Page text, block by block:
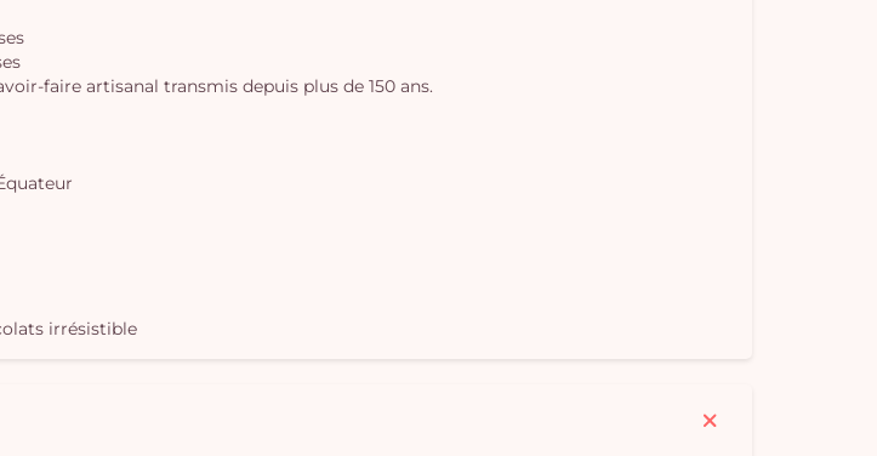
faire artisanal transmis depuis plus de 150 ans.
irrésistible